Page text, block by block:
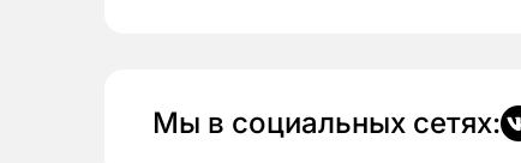
Мы в социальных сетях: